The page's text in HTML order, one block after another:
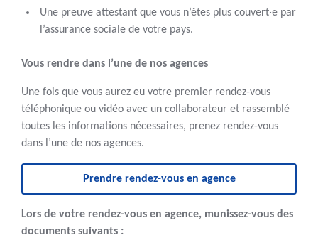
Une preuve attestant que vous n’êtes plus couvert·e par
l’assurance sociale de votre pays.
Vous rendre dans l’une de nos agences
Une fois que vous aurez eu votre premier rendez-vous
téléphonique ou vidéo avec un collaborateur et rassemblé
toutes les informations nécessaires, prenez rendez-vous
dans l’une de nos agences.
Prendre rendez-vous en agence
Lors de votre rendez-vous en agence, munissez-vous des
documents suivants :